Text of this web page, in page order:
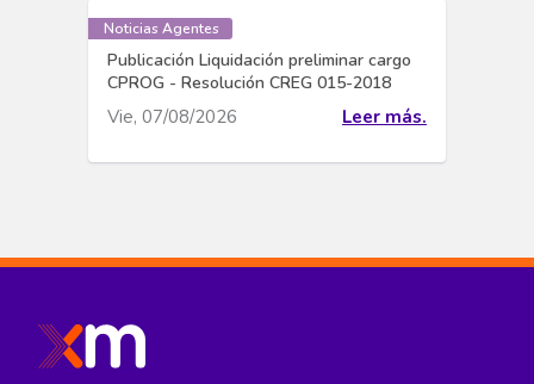
Noticias Agentes
Publicación Liquidación preliminar cargo
CPROG - Resolución CREG 015-2018
Vie, 07/08/2026 Leer más.